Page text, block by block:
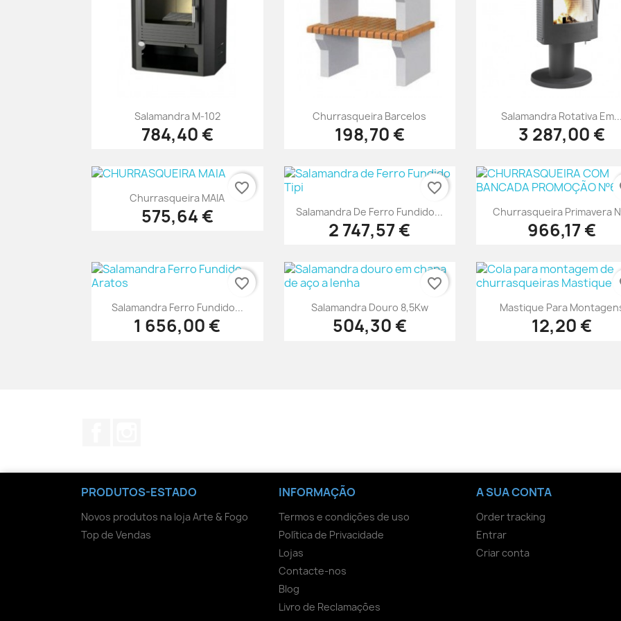
Vista rápida
Salamandra M-102
784,40 €
Vista rápida
Churrasqueira Barcelos
198,70 €
Vista rápida
Salamandra Rotativa Em...
3 287,00 €
Vista rápida
Churrasqueira MAIA
575,64 €
favorite_border
Vista rápida
Salamandra De Ferro Fundido...
2 747,57 €
favorite_border
Vista rápida
Churrasqueira Primavera
966,17 €
Vista rápida
Salamandra Ferro Fundido...
1 656,00 €
favorite_border
Vista rápida
Salamandra Douro 8,5Kw
504,30 €
favorite_border
Vista rápida
Mastique Para
12,20 €
PRODUTOS-ESTADO
Novos produtos na loja Arte & Fogo
Top de Vendas
INFORMAÇÃO
Termos e condições de uso
Política de Privacidade
Lojas
Contacte-nos
Blog
Livro de Reclamações
A SUA CONTA
Order tracking
Entrar
Criar conta